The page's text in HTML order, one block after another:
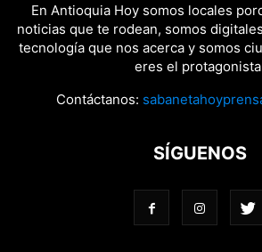
En Antioquia Hoy somos locales
noticias que te rodean, somos
tecnología que nos acerca y somos
eres el
Contáctanos:
SÍGUENOS